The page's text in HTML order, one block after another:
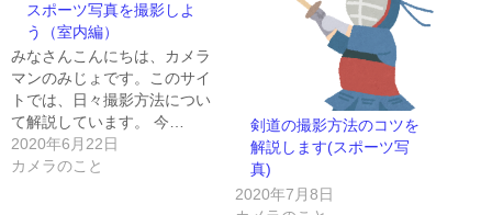
スポーツ写真を撮影しよ
う（室内編）
みなさんこんにちは、カメラ
マンのみじょです。このサイ
トでは、日々撮影方法につい
て解説しています。 今…
2020年6月22日
カメラのこと
剣道の撮影方法のコツを
解説します(スポーツ写
真)
2020年7月8日